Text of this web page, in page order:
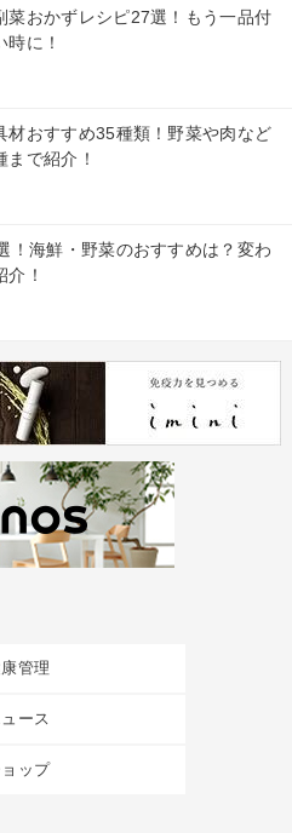
菜おかずレシピ27選！もう一品付
に！
材おすすめ35種類！野菜や肉など
で紹介！
！海鮮・野菜のおすすめは？変わ
介！
管理
ース
ップ